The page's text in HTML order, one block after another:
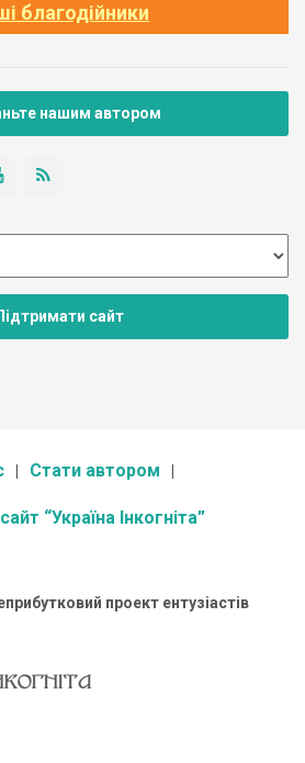
благодійники
нашим автором
сайт
Стати автором
“Україна Інкогніта”
проект ентузіастів